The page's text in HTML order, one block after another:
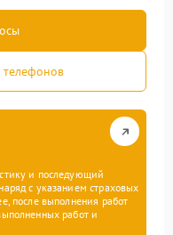
и последующий
с указанием страховых
после выполнения работ
работ и